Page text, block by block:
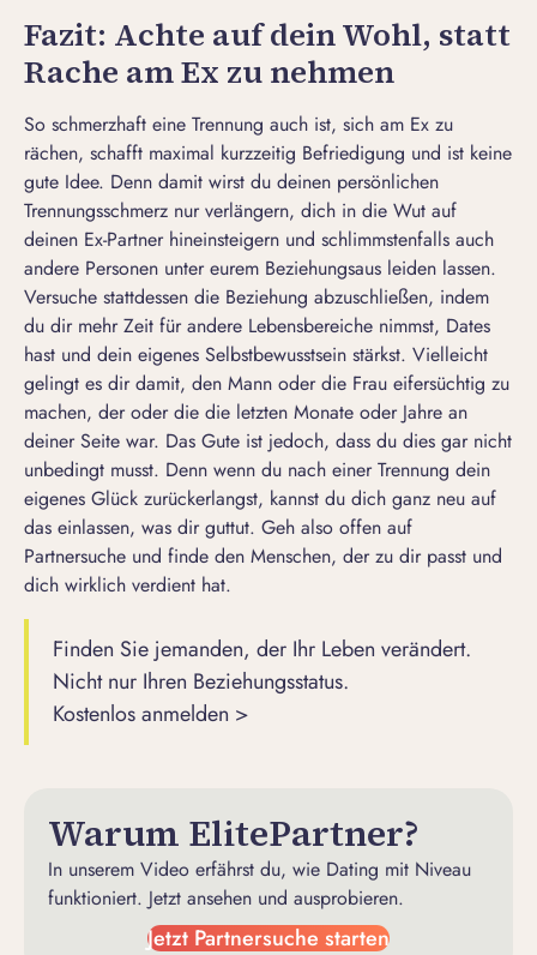
Fazit: Achte auf dein Wohl, statt
Rache am Ex zu nehmen
So schmerzhaft eine Trennung auch ist, sich am Ex zu
rächen, schafft maximal kurzzeitig Befriedigung und ist keine
gute Idee. Denn damit wirst du deinen persönlichen
Trennungsschmerz nur verlängern, dich in die Wut auf
deinen Ex-Partner hineinsteigern und schlimmstenfalls auch
andere Personen unter eurem Beziehungsaus leiden lassen.
Versuche stattdessen die Beziehung abzuschließen, indem
du dir mehr Zeit für andere Lebensbereiche nimmst, Dates
hast und dein eigenes Selbstbewusstsein stärkst. Vielleicht
gelingt es dir damit, den Mann oder die Frau eifersüchtig zu
machen, der oder die die letzten Monate oder Jahre an
deiner Seite war. Das Gute ist jedoch, dass du dies gar nicht
unbedingt musst. Denn wenn du nach einer Trennung dein
eigenes Glück zurückerlangst, kannst du dich ganz neu auf
das einlassen, was dir guttut. Geh also offen auf
Partnersuche und finde den Menschen, der zu dir passt und
dich wirklich verdient hat.
Finden Sie jemanden, der Ihr Leben verändert.
Nicht nur Ihren Beziehungsstatus.
Kostenlos anmelden >
Warum ElitePartner?
In unserem Video erfährst du, wie Dating mit Niveau
funktioniert. Jetzt ansehen und ausprobieren.
Jetzt Partnersuche starten